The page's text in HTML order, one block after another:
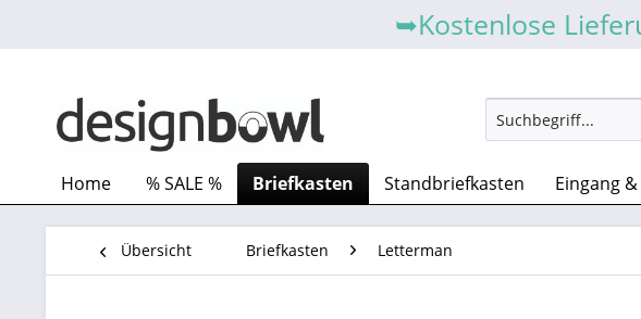
➥Kostenlose
Home % SALE % Briefkasten Standbriefkasten Eingang
Übersicht Briefkasten Letterman